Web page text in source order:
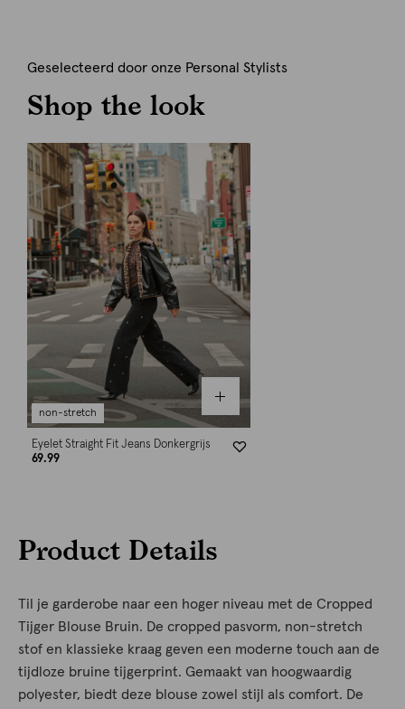
Geselecteerd door onze Personal Stylists
Shop the look
non-stretch
Eyelet Straight Fit Jeans Donkergrijs
69.99
Product Details
Til je garderobe naar een hoger niveau met de Cropped
Tijger Blouse Bruin. De cropped pasvorm, non-stretch
stof en klassieke kraag geven een moderne touch aan de
tijdloze bruine tijgerprint. Gemaakt van hoogwaardig
polyester, biedt deze blouse zowel stijl als comfort. De